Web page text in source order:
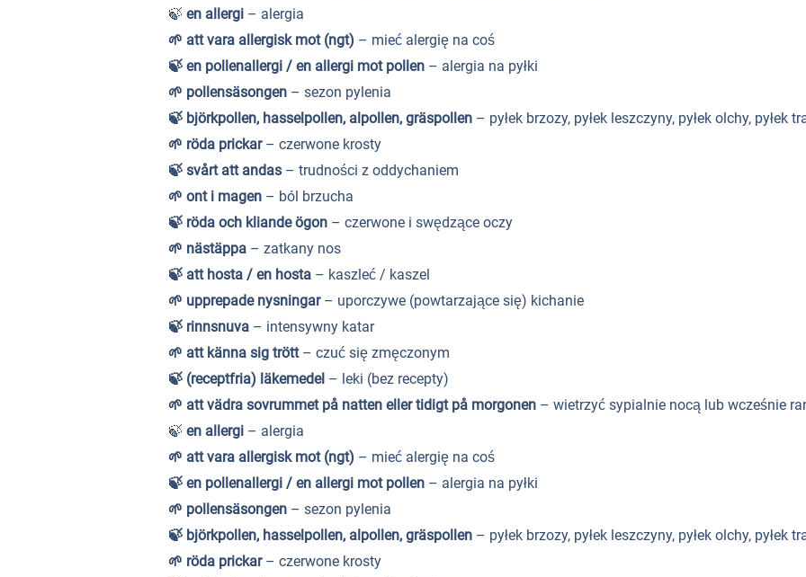
🍃 en allergi – alergia
🌱 att vara allergisk mot (ngt) – mieć alergię na coś
🍃 en pollenallergi / en allergi mot pollen – alergia na pyłki
🌱 pollensäsongen – sezon pylenia
🍃 björkpollen, hasselpollen, alpollen, gräspollen – pyłek brzozy, pyłek leszczyny, pyłek olchy, pyłek
🌱 röda prickar – czerwone krosty
🍃 svårt att andas – trudności z oddychaniem
🌱 ont i magen – ból brzucha
🍃 röda och kliande ögon – czerwone i swędzące oczy
🌱 nästäppa – zatkany nos
🍃 att hosta / en hosta – kaszleć / kaszel
🌱 upprepade nysningar– uporczywe (powtarzające się) kichanie
🍃 rinnsnuva – intensywny katar
🌱 att känna sig trött – czuć się zmęczonym
🍃 (receptfria) läkemedel – leki (bez recepty)
🌱 att vädra sovrummet på natten eller tidigt på morgonen – wietrzyć sypialnie nocą lub wcześnie
🍃 en allergi – alergia
🌱 att vara allergisk mot (ngt) – mieć alergię na coś
🍃 en pollenallergi / en allergi mot pollen – alergia na pyłki
🌱 pollensäsongen – sezon pylenia
🍃 björkpollen, hasselpollen, alpollen, gräspollen – pyłek brzozy, pyłek leszczyny, pyłek olchy, pyłek
🌱 röda prickar – czerwone krosty